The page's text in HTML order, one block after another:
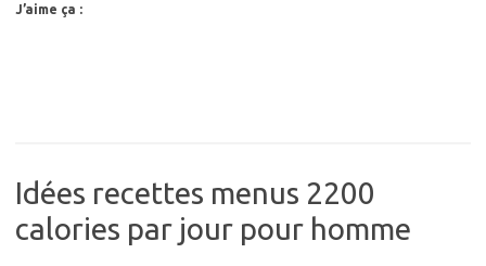
J’aime ça :
Idées recettes menus 2200
calories par jour pour homme